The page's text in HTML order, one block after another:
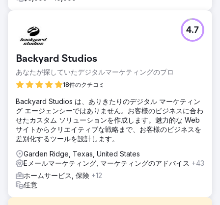
Backyard Studios
あなたが探していたデジタルマーケティングのプロ
18件のクチコミ
4.7
Backyard Studios は、ありきたりのデジタル マーケティン
グ エージェンシーではありません。お客様のビジネスに合わ
せたカスタム ソリューションを作成します。魅力的な Web
サイトからクリエイティブな戦略まで、お客様のビジネスを
差別化するツールを設計します。
Garden Ridge, Texas, United States
Eメールマーケティング, マーケティングのアドバイス +43
ホームサービス, 保険 +12
任意